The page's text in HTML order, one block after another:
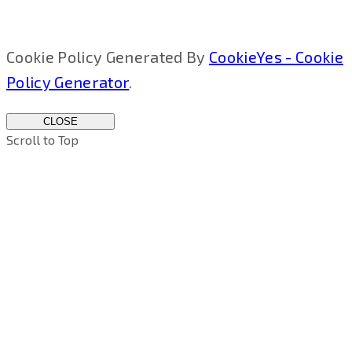
Cookie Policy Generated By CookieYes - Cookie
Policy Generator.
CLOSE
Scroll to Top